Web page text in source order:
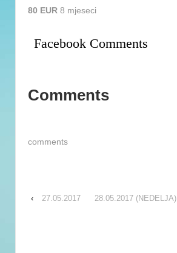
80 EUR 8 mjeseci
Facebook Comments
Comments
comments
‹ 27.05.2017 28.05.2017 (NEDELJA)